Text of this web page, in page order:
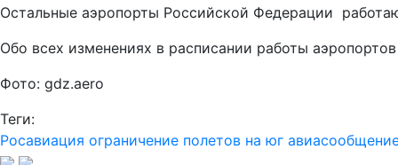
Остальные аэропорты Российской Федерации
Обо всех изменениях в расписании работы
Фото: gdz.aero
Теги:
Росавиация ограничение полетов на юг